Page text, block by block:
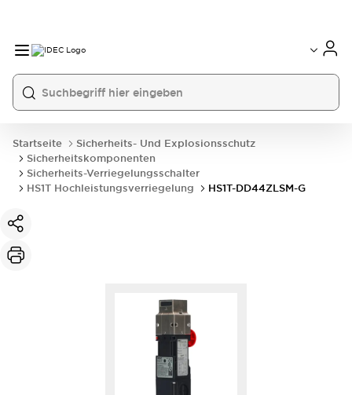
Startseite
Sicherheits- Und Explosionsschutz
Sicherheitskomponenten
Sicherheits-Verriegelungsschalter
HS1T Hochleistungsverriegelung
HS1T-DD44ZLSM-G